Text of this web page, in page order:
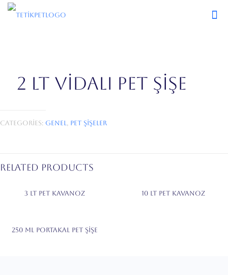
2 LT VİDALI PET ŞİŞE
Categories: Genel, Pet Şişeler
Related products
3 LT PET KAVANOZ 10 LT PET KAVANOZ
250 ML PORTAKAL PET ŞİŞE